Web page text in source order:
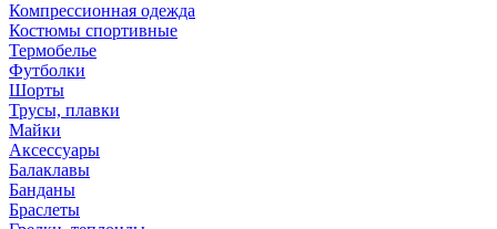
Компрессионная одежда
Костюмы спортивные
Термобелье
Футболки
Шорты
Трусы, плавки
Майки
Аксессуары
Балаклавы
Банданы
Браслеты